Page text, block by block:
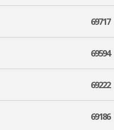
69717
69594
69222
69186